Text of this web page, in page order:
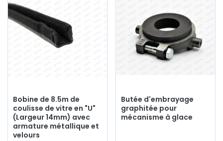
Bobine de 8.5m de
coulisse de vitre en "U"
(Largeur 14mm) avec
armature métallique et
velours
Butée d'embrayage
graphitée pour
mécanisme à glace